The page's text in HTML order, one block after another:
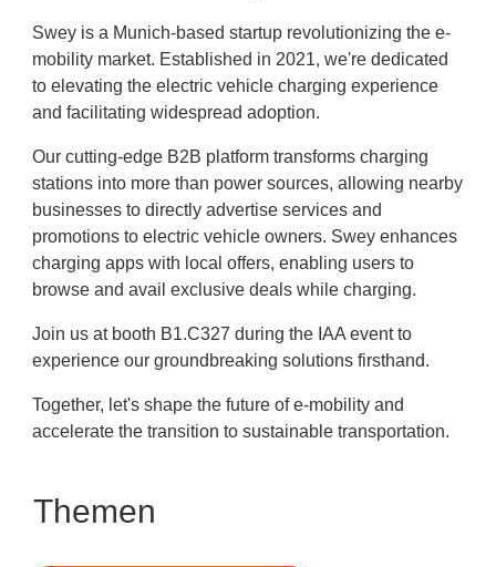
Swey is a Munich-based startup revolutionizing the e-
mobility market. Established in 2021, we're dedicated
to elevating the electric vehicle charging experience
and facilitating widespread adoption.
Our cutting-edge B2B platform transforms charging
stations into more than power sources, allowing nearby
businesses to directly advertise services and
promotions to electric vehicle owners. Swey enhances
charging apps with local offers, enabling users to
browse and avail exclusive deals while charging.
Join us at booth B1.C327 during the IAA event to
experience our groundbreaking solutions firsthand.
Together, let's shape the future of e-mobility and
accelerate the transition to sustainable transportation.
Themen